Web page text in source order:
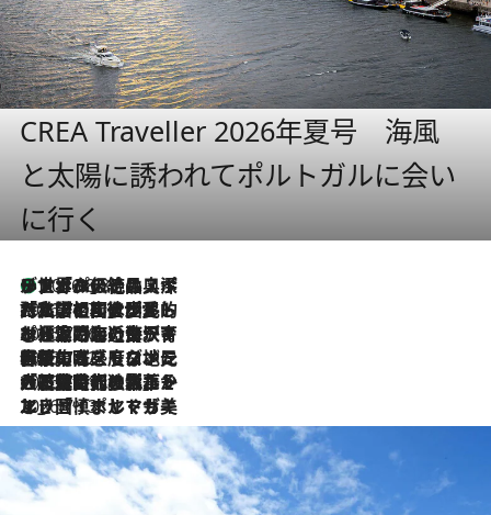
CREA Traveller 2026年夏号 海風
と太陽に誘われてポルトガルに会い
に行く
2026.8.8
リスボンの絶品スイーツ「パステル・デ・ナタ」とは？ポルトガル伝統の奥深い世界へ
2026.7.27
「私の祖国はポルトガル語です」国民的詩人フェルナンド・ペソアと、彼が愛した文学の街を歩く
2026.7.26
ポルトガル近海が育む極上の海の幸。キリリと冷えた白ワインと愉しむ、シーフード専門店の贅沢
2026.7.22
伝統の味をモダンに昇華。高感度な地元客が集う、リスボンの最旬ガストロノミー
2026.7.21
大航海時代の栄華から、震災、独裁、そして革命へ。ポルトガル・首都リスボンの石畳に刻まれた「歴史の光と影」
2026.7.13
エッセイ・ヤマザキマリ「慎ましくも美しき国 ポルトガル」